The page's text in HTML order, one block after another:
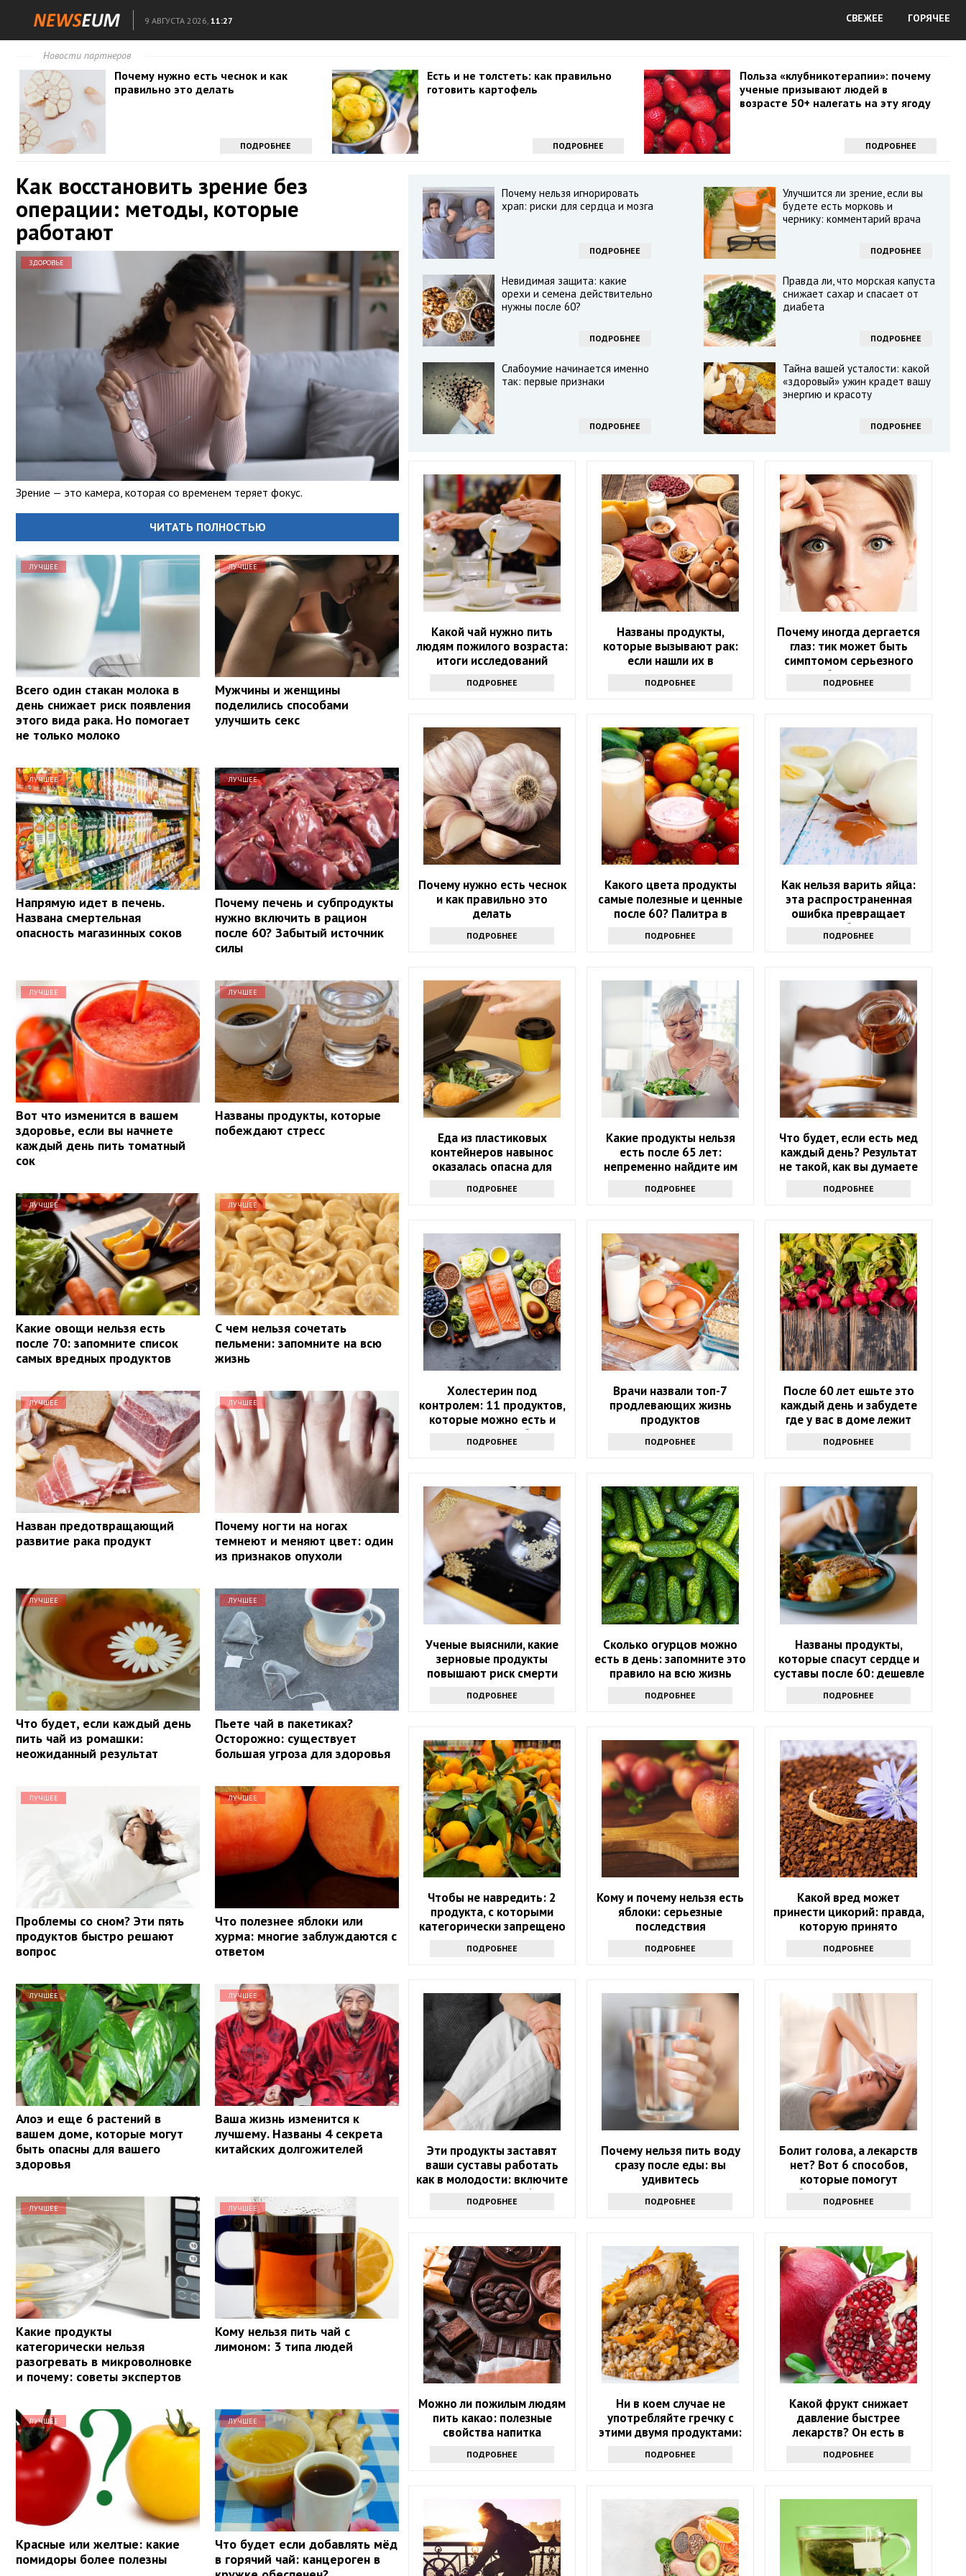
9 АВГУСТА 2026, 11:27 СВЕЖЕЕ ГОРЯЧЕЕ
Новости партнеров
Почему нужно есть чеснок и как
правильно это делать
ПОДРОБНЕЕ
Есть и не толстеть: как правильно
готовить картофель
ПОДРОБНЕЕ
Польза «клубникотерапии»: почему
ученые призывают людей в
возрасте 50+ налегать на эту ягоду
ПОДРОБНЕЕ
Как восстановить зрение без
операции: методы, которые
работают
ЗДОРОВЬЕ
Зрение — это камера, которая со временем теряет фокус.
ЧИТАТЬ ПОЛНОСТЬЮ
ЛУЧШЕЕ
Всего один стакан молока в
день снижает риск появления
этого вида рака. Но помогает
не только молоко
ЛУЧШЕЕ
Мужчины и женщины
поделились способами
улучшить секс
ЛУЧШЕЕ
Напрямую идет в печень.
Названа смертельная
опасность магазинных соков
ЛУЧШЕЕ
Почему печень и субпродукты
нужно включить в рацион
после 60? Забытый источник
силы
ЛУЧШЕЕ
Вот что изменится в вашем
здоровье, если вы начнете
каждый день пить томатный
сок
ЛУЧШЕЕ
Названы продукты, которые
побеждают стресс
ЛУЧШЕЕ
Какие овощи нельзя есть
после 70: запомните список
самых вредных продуктов
ЛУЧШЕЕ
С чем нельзя сочетать
пельмени: запомните на всю
жизнь
ЛУЧШЕЕ
Назван предотвращающий
развитие рака продукт
ЛУЧШЕЕ
Почему ногти на ногах
темнеют и меняют цвет: один
из признаков опухоли
ЛУЧШЕЕ
Что будет, если каждый день
пить чай из ромашки:
неожиданный результат
ЛУЧШЕЕ
Пьете чай в пакетиках?
Осторожно: существует
большая угроза для здоровья
ЛУЧШЕЕ
Проблемы со сном? Эти пять
продуктов быстро решают
вопрос
ЛУЧШЕЕ
Что полезнее яблоки или
хурма: многие заблуждаются с
ответом
ЛУЧШЕЕ
Алоэ и еще 6 растений в
вашем доме, которые могут
быть опасны для вашего
здоровья
ЛУЧШЕЕ
Ваша жизнь изменится к
лучшему. Названы 4 секрета
китайских долгожителей
ЛУЧШЕЕ
Какие продукты
категорически нельзя
разогревать в микроволновке
и почему: советы экспертов
ЛУЧШЕЕ
Кому нельзя пить чай с
лимоном: 3 типа людей
ЛУЧШЕЕ
Красные или желтые: какие
помидоры более полезны
ЛУЧШЕЕ
Что будет если добавлять мёд
в горячий чай: канцероген в
Почему нельзя игнорировать
храп: риски для сердца и мозга
ПОДРОБНЕЕ
Улучшится ли зрение, если вы
будете есть морковь и
чернику: комментарий врача
ПОДРОБНЕЕ
Невидимая защита: какие
орехи и семена действительно
нужны после 60?
ПОДРОБНЕЕ
Правда ли, что морская капуста
снижает сахар и спасает от
диабета
ПОДРОБНЕЕ
Слабоумие начинается именно
так: первые признаки
ПОДРОБНЕЕ
Тайна вашей усталости: какой
«здоровый» ужин крадет вашу
энергию и красоту
ПОДРОБНЕЕ
Какой чай нужно пить
людям пожилого возраста:
итоги исследований
ПОДРОБНЕЕ
Названы продукты,
которые вызывают рак:
если нашли их в
выбрасывайте
ПОДРОБНЕЕ
Почему иногда дергается
глаз: тик может быть
симптомом серьезного
заболевания
ПОДРОБНЕЕ
Почему нужно есть чеснок
и как правильно это
делать
ПОДРОБНЕЕ
Какого цвета продукты
самые полезные и ценные
после 60? Палитра в
ПОДРОБНЕЕ
Как нельзя варить яйца:
эта распространенная
ошибка превращает
полезное блюдо в яд
ПОДРОБНЕЕ
Еда из пластиковых
контейнеров навынос
оказалась опасна для
ПОДРОБНЕЕ
Какие продукты нельзя
есть после 65 лет:
непременно найдите им
ПОДРОБНЕЕ
Что будет, если есть мед
каждый день? Результат
не такой, как вы думаете
ПОДРОБНЕЕ
Холестерин под
контролем: 11 продуктов,
которые можно есть и
которых стоит избегать
ПОДРОБНЕЕ
Врачи назвали топ-7
продлевающих жизнь
продуктов
ПОДРОБНЕЕ
После 60 лет ешьте это
каждый день и забудете
где у вас в доме лежит
ПОДРОБНЕЕ
Ученые выяснили, какие
зерновые продукты
повышают риск смерти
ПОДРОБНЕЕ
Сколько огурцов можно
есть в день: запомните это
правило на всю жизнь
ПОДРОБНЕЕ
Названы продукты,
которые спасут сердце и
суставы после 60: дешевле
ПОДРОБНЕЕ
Чтобы не навредить: 2
продукта, с которыми
категорически запрещено
ПОДРОБНЕЕ
Кому и почему нельзя есть
яблоки: серьезные
последствия
ПОДРОБНЕЕ
Какой вред может
принести цикорий: правда,
которую принято
ПОДРОБНЕЕ
Эти продукты заставят
ваши суставы работать
как в молодости: включите
их в рацион после 60 лет
ПОДРОБНЕЕ
Почему нельзя пить воду
сразу после еды: вы
удивитесь
ПОДРОБНЕЕ
Болит голова, а лекарств
нет? Вот 6 способов,
которые помогут
избавиться от напасти
ПОДРОБНЕЕ
Можно ли пожилым людям
пить какао: полезные
свойства напитка
ПОДРОБНЕЕ
Ни в коем случае не
употребляйте гречку с
этими двумя продуктами:
последствия
ПОДРОБНЕЕ
Какой фрукт снижает
давление быстрее
лекарств? Он есть в
ПОДРОБНЕЕ